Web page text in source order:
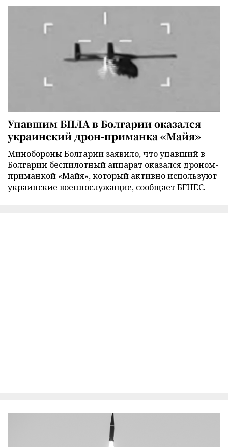
Упавшим БПЛА в Болгарии оказался
украинский дрон-приманка «Майя»
Минобороны Болгарии заявило, что упавший в
Болгарии беспилотный аппарат оказался дроном-
приманкой «Майя», который активно используют
украинские военнослужащие, сообщает БГНЕС.